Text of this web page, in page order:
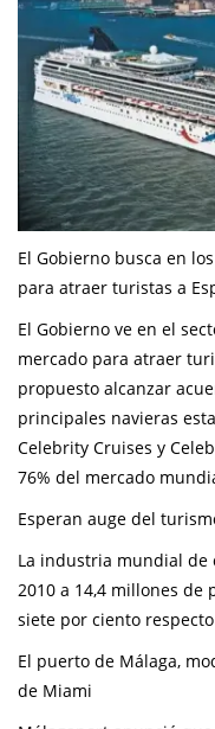
El Gobierno busca en
para atraer turistas a
El Gobierno ve en el
mercado para atraer
propuesto alcanzar
principales navieras
Celebrity Cruises y
76% del mercado
Esperan auge del
La industria mundial de
2010 a 14,4 millones de
siete por ciento
El puerto de Málaga,
de Miami